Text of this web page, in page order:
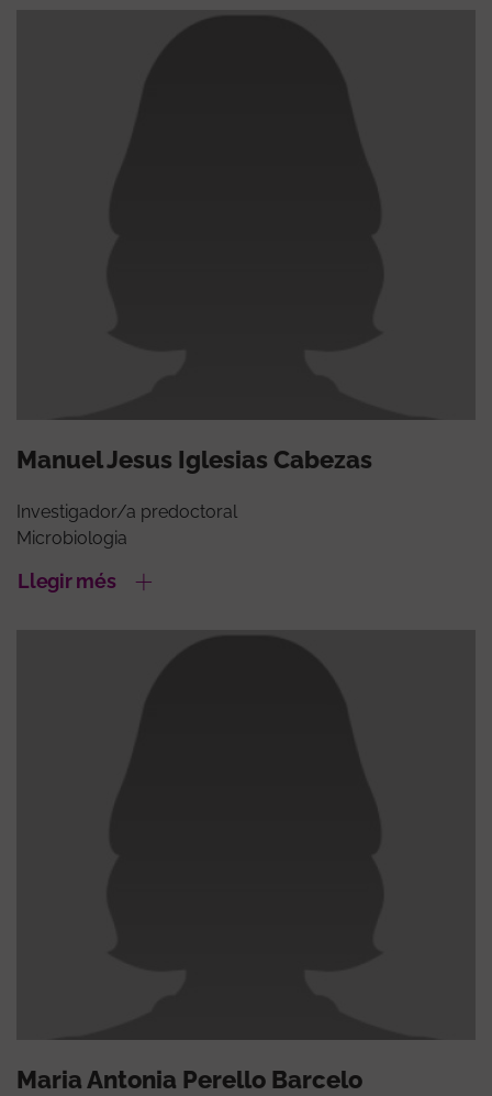
Manuel Jesus Iglesias Cabezas
Investigador/a predoctoral
Microbiologia
Llegir més
Maria Antonia Perello Barcelo